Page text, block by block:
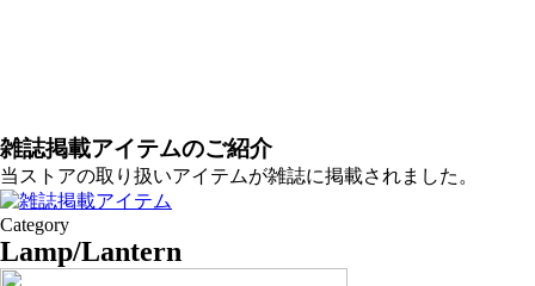
雑誌掲載アイテムのご紹介
当ストアの取り扱いアイテムが雑誌に掲載されました。
Category
Lamp/Lantern